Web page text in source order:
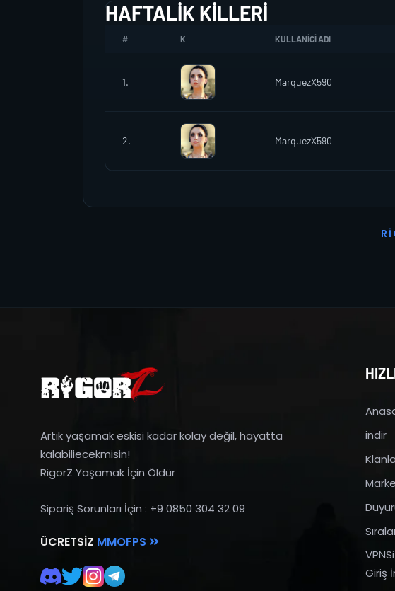
HAFTALIK KILLERI
# K KULLANICI ADI
1. MarquezX590
2. MarquezX590
R I
Artık yaşamak eskisi kadar kolay değil, hayatta
kalabiliecekmisin!
RigorZ Yaşamak İçin Öldür
Sipariş Sorunları İçin : +9 0850 304 32 09
ÜCRETSIZ MMOFPS
indir
Giriş